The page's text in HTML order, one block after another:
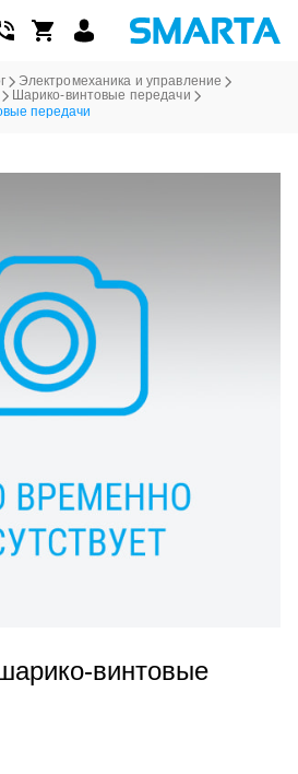
Электромеханика и управление
Шарико-винтовые передачи
передачи
винтовые